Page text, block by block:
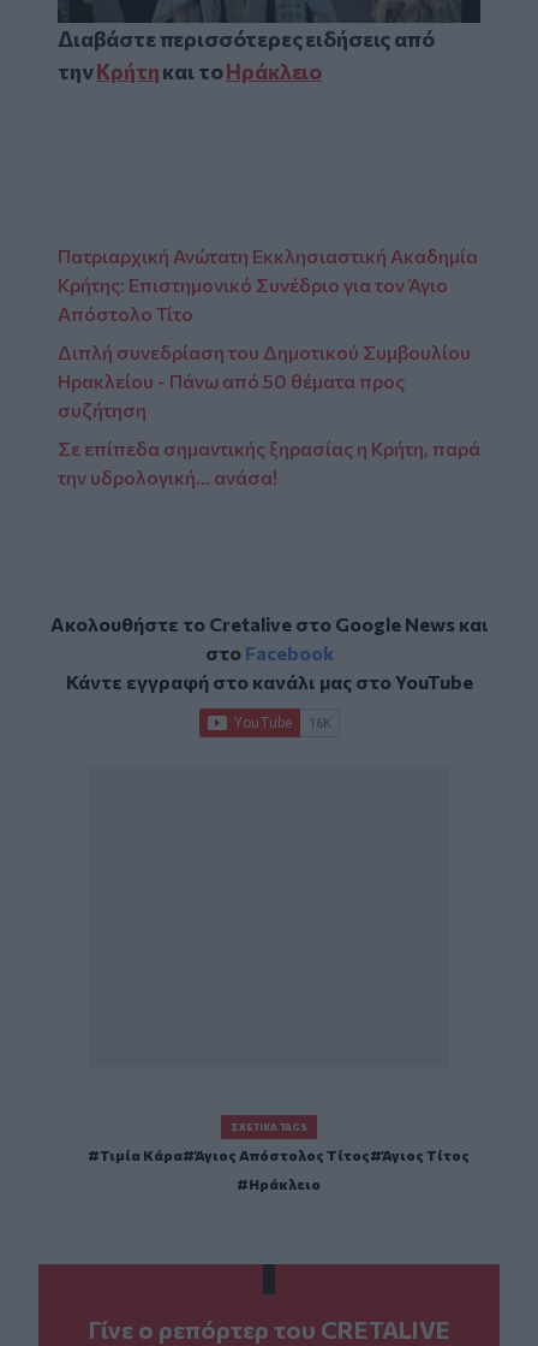
Διαβάστε περισσότερες ειδήσεις από
τηνΚρήτηκαι τοΗράκλειο
Πατριαρχική Ανώτατη Εκκλησιαστική Ακαδημία
Κρήτης: Επιστημονικό Συνέδριο για τον Άγιο
Απόστολο Τίτο
Διπλή συνεδρίαση του Δημοτικού Συμβουλίου
Ηρακλείου - Πάνω από 50 θέματα προς
συζήτηση
Σε επίπεδα σημαντικής ξηρασίας η Κρήτη, παρά
την υδρολογική… ανάσα!
Ακολουθήστε το Cretalive στο Google Newsκαι
στο Facebook
Κάντε εγγραφή στο κανάλι μας στοYouTube
ΣΧΕΤΙΚΆ TAGS
Τιμία Κάρα Άγιος Απόστολος Τίτος
Άγιος Τίτος
Ηράκλειο
Γίνε ο ρεπόρτερ του CRETALIVE